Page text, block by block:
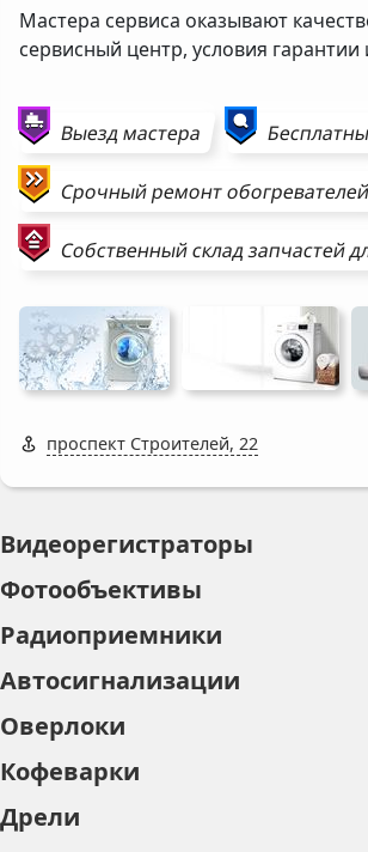
Мастера сервиса оказывают
сервисный центр, условия
Выезд мастера
Срочный ремонтобогревателей
Собственный склад запчастей
проспект Строителей, 22
Видеорегистраторы
Фотообъективы
Радиоприемники
Автосигнализации
Оверлоки
Кофеварки
Дрели